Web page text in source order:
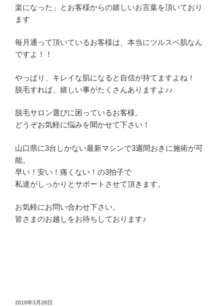
楽になった」とお客様からの嬉しいお言葉を頂いており
ます
毎月通って頂いているお客様は、本当にツルスベ肌なん
ですよ！！
やっぱり、キレイな肌になると自信が持てますよね！
脱毛すれば、嬉しい事がたくさんありますよ♪♪
脱毛サロン選びに困っているお客様。
どうぞお気軽に悩みを聞かせて下さい！
山口県に3台しかない最新マシンで3週間おきに施術が可
能。
早い！安い！痛くない！の3拍子で
私達がしっかりとサポートさせて頂きます。
お気軽にお問い合わせ下さい。
皆さまのお越しをお待ちしております♪
投
2018年3月28日